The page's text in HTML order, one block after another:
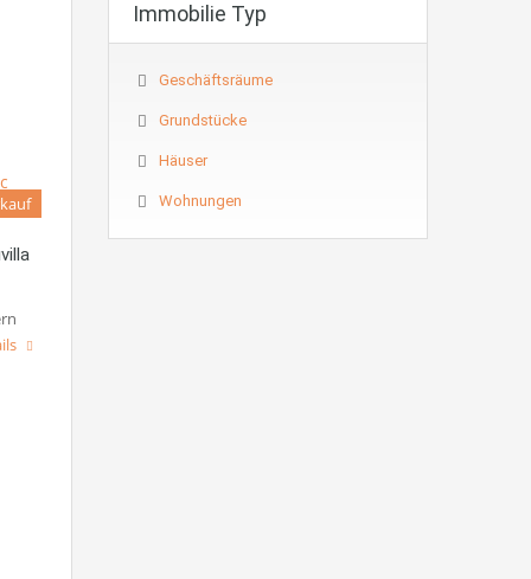
Immobilie Typ
Geschäftsräume
Grundstücke
Häuser
Wohnungen